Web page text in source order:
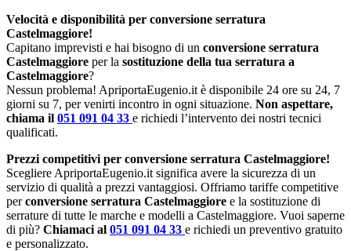
Velocità e disponibilità per conversione serratura
Castelmaggiore!
Capitano imprevisti e hai bisogno di un conversione serratura
Castelmaggiore per la sostituzione della tua serratura a
Castelmaggiore?
Nessun problema! ApriportaEugenio.it è disponibile 24 ore su 24, 7
giorni su 7, per venirti incontro in ogni situazione. Non aspettare,
chiama il 051 091 04 33 e richiedi l’intervento dei nostri tecnici
qualificati.
Prezzi competitivi per conversione serratura Castelmaggiore!
Scegliere ApriportaEugenio.it significa avere la sicurezza di un
servizio di qualità a prezzi vantaggiosi. Offriamo tariffe competitive
perconversione serratura Castelmaggiore e la sostituzione di
serrature di tutte le marche e modelli a Castelmaggiore. Vuoi saperne
di più? Chiamaci al 051 091 04 33 e richiedi un preventivo gratuito
e personalizzato.